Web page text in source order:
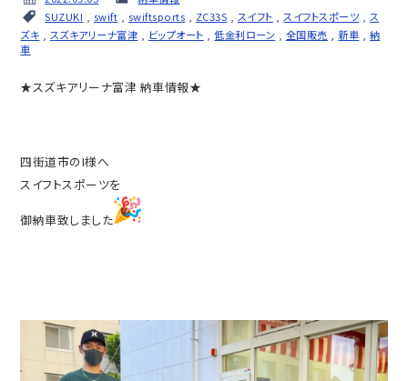
SUZUKI
swift swiftsports ZC33S スイフト スイフトスポーツ
ス
ズキ
スズキアリーナ富津 ビップオート ,低金利ローン 全国販売 ,新車
納
車
★スズキアリーナ富津 納車情報★
四街道市のI様へ
スイフトスポーツを
御納車致しました